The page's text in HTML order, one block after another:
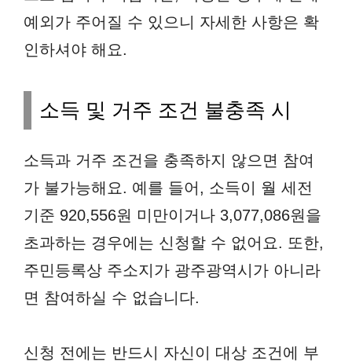
예외가 주어질 수 있으니 자세한 사항은 확
인하셔야 해요.
소득 및 거주 조건 불충족 시
소득과 거주 조건을 충족하지 않으면 참여
가 불가능해요. 예를 들어, 소득이 월 세전
기준 920,556원 미만이거나 3,077,086원을
초과하는 경우에는 신청할 수 없어요. 또한,
주민등록상 주소지가 광주광역시가 아니라
면 참여하실 수 없습니다.
신청 전에는 반드시 자신이 대상 조건에 부